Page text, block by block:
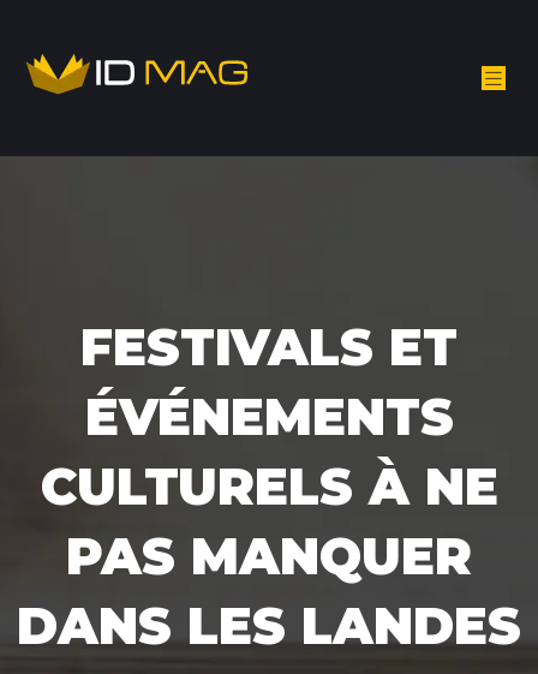
FESTIVALS ET
ÉVÉNEMENTS
CULTURELS À NE
PAS MANQUER
DANS LES LANDES